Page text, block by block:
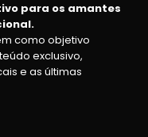
para os amantes
como objetivo
exclusivo,
e as últimas